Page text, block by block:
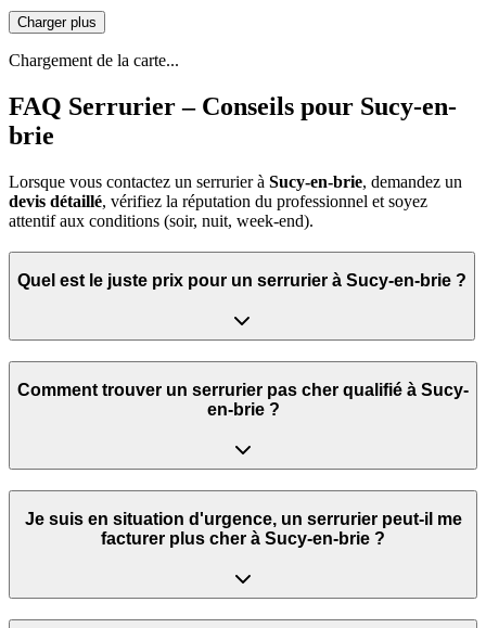
Charger plus
Chargement de la carte...
FAQ Serrurier – Conseils pour Sucy-en-
brie
Lorsque vous contactez un serrurier à Sucy-en-brie, demandez un
devis détaillé, vérifiez la réputation du professionnel et soyez
attentif aux conditions (soir, nuit, week‑end).
Quel est le juste prix pour un serrurier à Sucy-en-brie ?
Comment trouver un serrurier pas cher qualifié à Sucy-
en-brie ?
Je suis en situation d'urgence, un serrurier peut‑il me
facturer plus cher à Sucy-en-brie ?